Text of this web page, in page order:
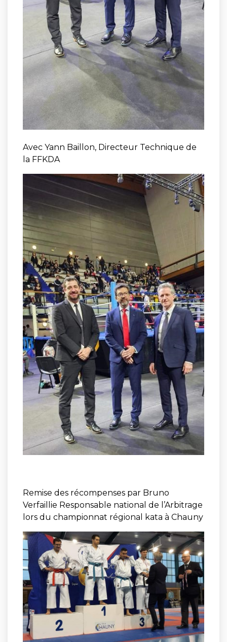
Avec Yann Baillon, Directeur Technique de
la FFKDA
Remise des récompenses par Bruno
Verfaillie Responsable national de l’Arbitrage
lors du championnat régional kata à Chauny